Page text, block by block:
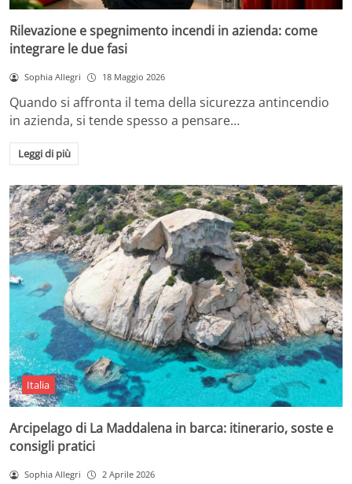
Rilevazione e spegnimento incendi in azienda: come
integrare le due fasi
Sophia Allegri 18 Maggio 2026
Quando si affronta il tema della sicurezza antincendio
in azienda, si tende spesso a pensare…
Leggi di più
Italia
Arcipelago di La Maddalena in barca: itinerario, soste e
consigli pratici
Sophia Allegri 2 Aprile 2026